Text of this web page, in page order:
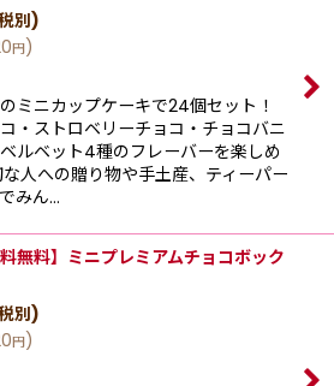
別)
円)
ミニカップケーキで24個セット！
・ストロベリーチョコ・チョコバニ
ルベット4種のフレーバーを楽しめ
人への贈り物や手土産、ティーパー
みん…
料無料】ミニプレミアムチョコボック
別)
円)